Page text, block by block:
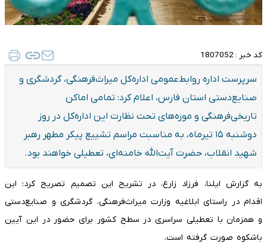
کد خبر : 1807052
سرپرست اداره روابط‌عمومی اداره‌کل میراث‌فرهنگی، گردشگری و
صنایع‌دستی استان فارس، اعلام کرد: تمامی اماکن
تاریخی‌فرهنگی و موزه‌های تحت نظارت این اداره‌کل در روز
دوشنبه ۱۵ تیرماه، به مناسبت مراسم تشییع پیکر مطهر رهبر
شهید انقلاب، حضرت آیت‌الله خامنه‌ای، تعطیلی خواهند بود.
به گزارش ایلنا، فرزاد زارع، در تشریح این تصمیم تصریح کرد: این
اقدام در راستای ابلاغیه وزارت میراث‌فرهنگی، گردشگری و صنایع‌دستی
و همزمان با تعطیلی سراسری در سطح کشور برای حضور در این آیین
باشکوه صورت گرفته است.